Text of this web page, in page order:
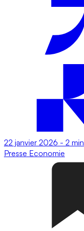
22 janvier 2026 - 2 min
Presse Economie